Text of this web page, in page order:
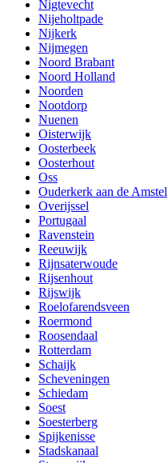
Nigtevecht
Nijeholtpade
Nijkerk
Nijmegen
Noord Brabant
Noord Holland
Noorden
Nootdorp
Nuenen
Oisterwijk
Oosterbeek
Oosterhout
Oss
Ouderkerk aan de Amstel
Overijssel
Portugaal
Ravenstein
Reeuwijk
Rijnsaterwoude
Rijsenhout
Rijswijk
Roelofarendsveen
Roermond
Roosendaal
Rotterdam
Schaijk
Scheveningen
Schiedam
Soest
Soesterberg
Spijkenisse
Stadskanaal